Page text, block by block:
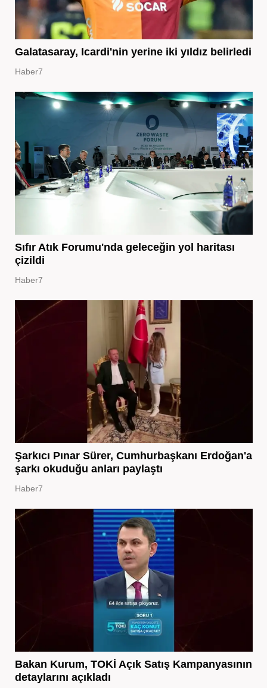
Galatasaray, Icardi'nin yerine iki yıldız belirledi
Haber7
Sıfır Atık Forumu'nda geleceğin yol haritası
çizildi
Haber7
Şarkıcı Pınar Sürer, Cumhurbaşkanı Erdoğan'a
şarkı okuduğu anları paylaştı
Haber7
Bakan Kurum, TOKİ Açık Satış Kampanyasının
detaylarını açıkladı